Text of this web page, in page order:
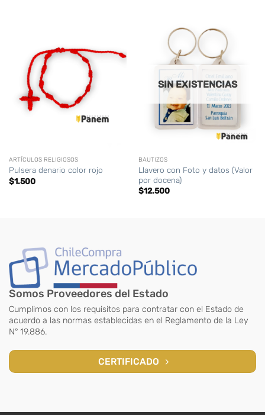
ARTÍCULOS RELIGIOSOS
Pulsera denario color rojo
$1.500
SIN EXISTENCIAS
BAUTIZOS
Llavero con Foto y datos (Valor
por docena)
$12.500
Somos Proveedores del Estado
Cumplimos con los requisitos para contratar con el Estado de
acuerdo a las normas establecidas en el Reglamento de la Ley
N° 19.886.
CERTIFICADO